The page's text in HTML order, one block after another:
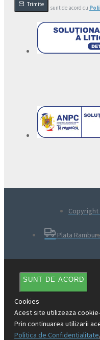
Trimite
Am citit şi sunt de acord cu
Copyright
Plata Ramburs
SUNT DE ACORD
Cookies
Acest site utilizeaza
Prin continuarea utilizarii
Politica de Confidentialitate